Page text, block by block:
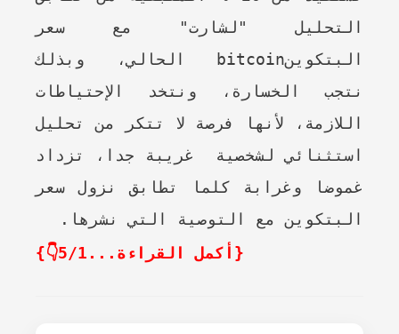
التحليل "لشارت" مع سعر
البتكوينbitcoin
الحالي، وبذلك
نتجب الخسارة، ونتخد الإحتياطات
اللازمة، لأنها فرصة لا تتكر من تحليل
استثنائي لشخصية غريبة جدا، تزداد
غموضا وغرابة كلما تطابق نزول سعر
البتكوين مع التوصية التي نشرها.
{أكمل القراءة...5/1👇}